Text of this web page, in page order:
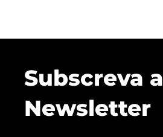
Subscreva a
Newsletter